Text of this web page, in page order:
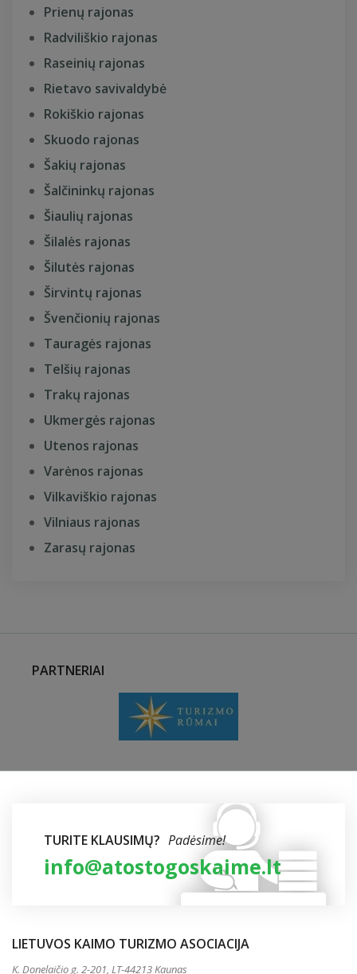
Prienų rajonas
Radviliškio rajonas
Raseinių rajonas
Rietavo savivaldybė
Rokiškio rajonas
Skuodo rajonas
Šakių rajonas
Šalčininkų rajonas
Šiaulių rajonas
Šilalės rajonas
Šilutės rajonas
Širvintų rajonas
Švenčionių rajonas
Tauragės rajonas
Telšių rajonas
Trakų rajonas
Ukmergės rajonas
Utenos rajonas
Varėnos rajonas
Vilkaviškio rajonas
Vilniaus rajonas
Zarasų rajonas
PARTNERIAI
TURITE KLAUSIMŲ? Padėsime!
info@atostogoskaime.lt
LIETUVOS KAIMO TURIZMO ASOCIACIJA
K. Donelaičio g. 2-201, LT-44213 Kaunas